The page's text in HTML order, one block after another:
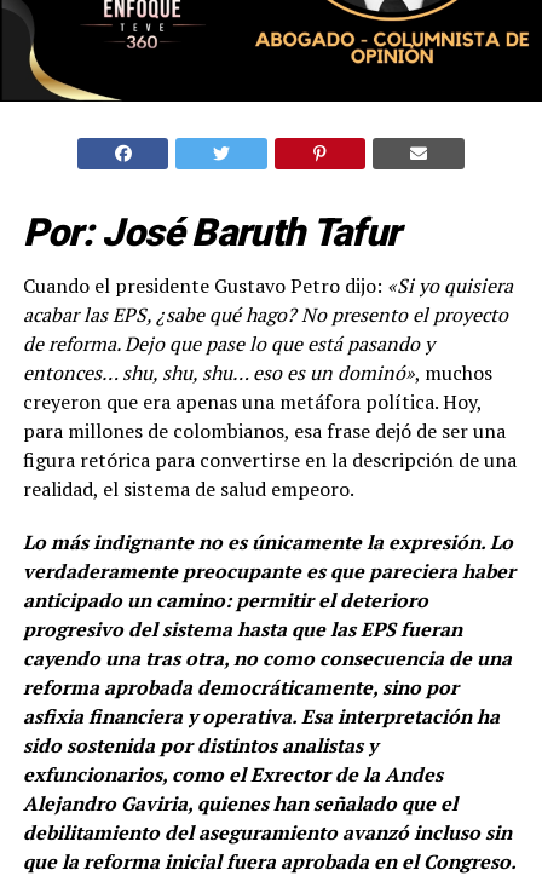
Por: José Baruth Tafur
Cuando el presidente Gustavo Petro dijo: «Si yo quisiera
acabar las EPS, ¿sabe qué hago? No presento el proyecto
de reforma. Dejo que pase lo que está pasando y
entonces… shu, shu, shu… eso es un dominó», muchos
creyeron que era apenas una metáfora política. Hoy,
para millones de colombianos, esa frase dejó de ser una
figura retórica para convertirse en la descripción de una
realidad, el sistema de salud empeoro.
Lo más indignante no es únicamente la expresión. Lo
verdaderamente preocupante es que pareciera haber
anticipado un camino: permitir el deterioro
progresivo del sistema hasta que las EPS fueran
cayendo una tras otra, no como consecuencia de una
reforma aprobada democráticamente, sino por
asfixia financiera y operativa. Esa interpretación ha
sido sostenida por distintos analistas y
exfuncionarios, como el Exrector de la Andes
Alejandro Gaviria, quienes han señalado que el
debilitamiento del aseguramiento avanzó incluso sin
que la reforma inicial fuera aprobada en el Congreso.